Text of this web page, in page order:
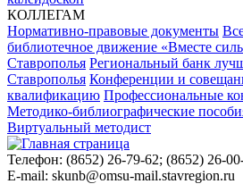
КОЛЛЕГАМ
Нормативно-правовые документы
библиотечное движение «Вместе
Ставрополья Региональный банк
Ставрополья Конференции и
квалификацию Профессиональные
Методико-библиографические
Виртуальный методист
Телефон: (8652) 26-79-62; (8652) 26-
E-mail: skunb@omsu-mail.stavregion.ru